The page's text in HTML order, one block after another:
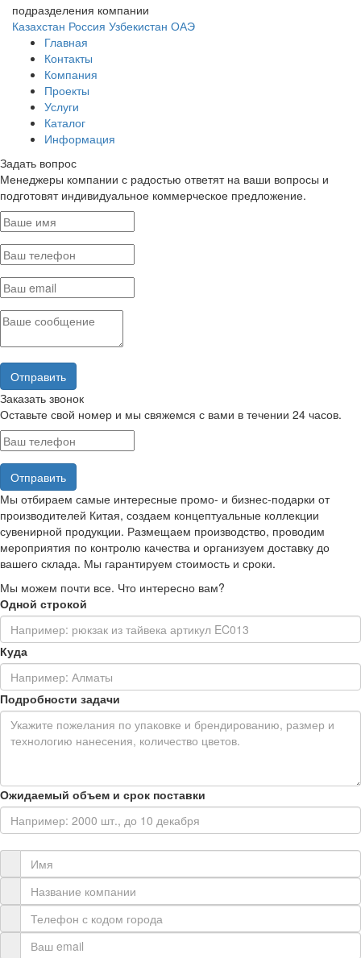
подразделения компании
Казахстан Россия Узбекистан ОАЭ
Главная
Контакты
Компания
Проекты
Услуги
Каталог
Информация
Задать вопрос
Менеджеры компании с радостью ответят на ваши вопросы и
подготовят индивидуальное коммерческое предложение.
Заказать звонок
Оставьте свой номер и мы свяжемся с вами в течении 24 часов.
Мы отбираем самые интересные промо- и бизнес-подарки от
производителей Китая, создаем концептуальные коллекции
сувенирной продукции. Размещаем производство, проводим
мероприятия по контролю качества и организуем доставку до
вашего склада. Мы гарантируем стоимость и сроки.
Мы можем почти все. Что интересно вам?
Одной строкой
Куда
Подробности задачи
Ожидаемый объем и срок поставки